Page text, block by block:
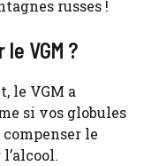
russes !
VGM ?
le VGM a
si vos globules
le